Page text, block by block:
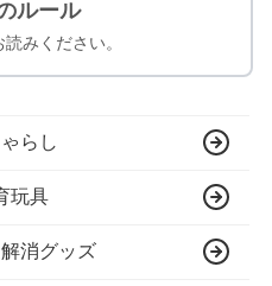
ルール
みください。
らし
玩具
消グッズ